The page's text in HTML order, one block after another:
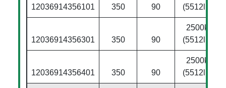
12036914356101 350 90
(5512lbs)
12036914356301 350 90
2500kg
(5512lbs)
12036914356401 350 90
2500kg
(5512lbs)